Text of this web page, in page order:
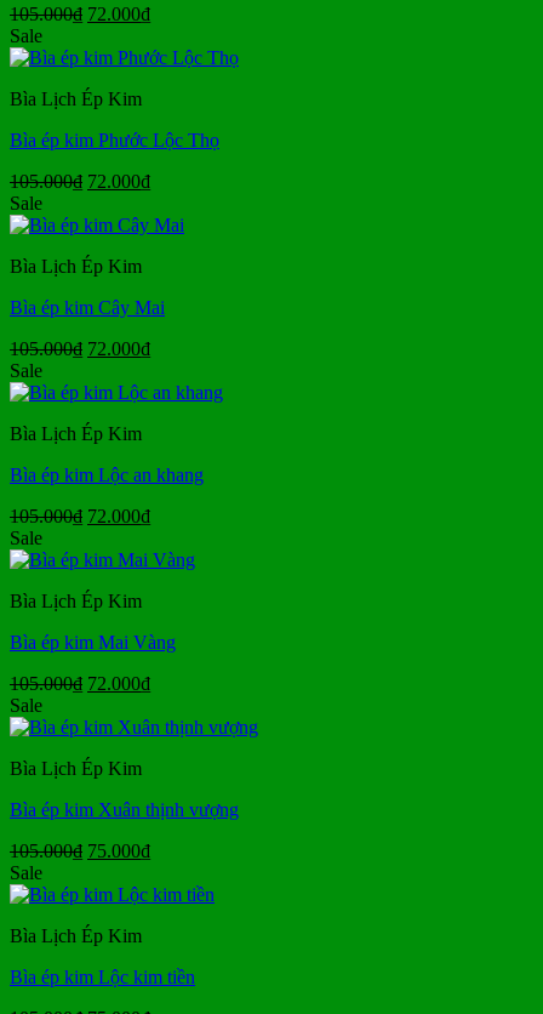
105.000₫ Giá
là:
72.000₫Giá
tại
Sale
Bìa Lịch Ép Kim
Bìa ép kim Phước Lộc Thọ
105.000₫ Giá
là:
72.000₫Giá
tại
Sale
Bìa Lịch Ép Kim
Bìa ép kim Cây Mai
105.000₫ Giá
là:
72.000₫Giá
tại
Sale
Bìa Lịch Ép Kim
Bìa ép kim Lộc an khang
105.000₫ Giá
là:
72.000₫Giá
tại
Sale
Bìa Lịch Ép Kim
Bìa ép kim Mai Vàng
105.000₫ Giá
là:
72.000₫Giá
tại
Sale
Bìa Lịch Ép Kim
Bìa ép kim Xuân thịnh vượng
105.000₫ Giá
là:
75.000₫Giá
tại
Sale
Bìa Lịch Ép Kim
Bìa ép kim Lộc kim tiền